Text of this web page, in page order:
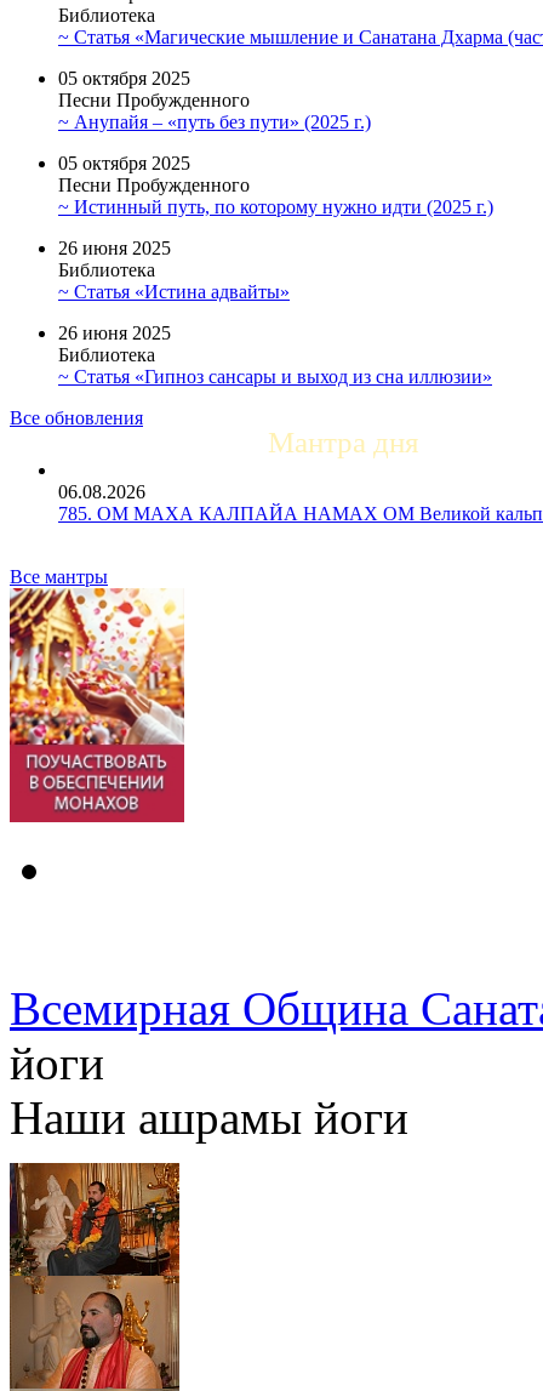
Библиотека
~ Статья «Магические мышление и Санатана Дхарма
05 октября 2025
Песни Пробужденного
~ Анупайя – «путь без пути» (2025 г.)
05 октября 2025
Песни Пробужденного
~ Истинный путь, по которому нужно идти (2025 г.)
26 июня 2025
Библиотека
~ Статья «Истина адвайты»
26 июня 2025
Библиотека
~ Статья «Гипноз сансары и выход из сна иллюзии»
Все обновления
Мантра дня
06.08.2026
785. ОМ МАХА КАЛПАЙА НАМАХ ОМ Великой кальпе
Все мантры
Всемирная Община
йоги
Наши ашрамы йоги